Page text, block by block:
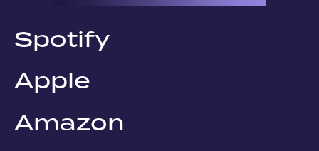
Spotify
Apple
Amazon